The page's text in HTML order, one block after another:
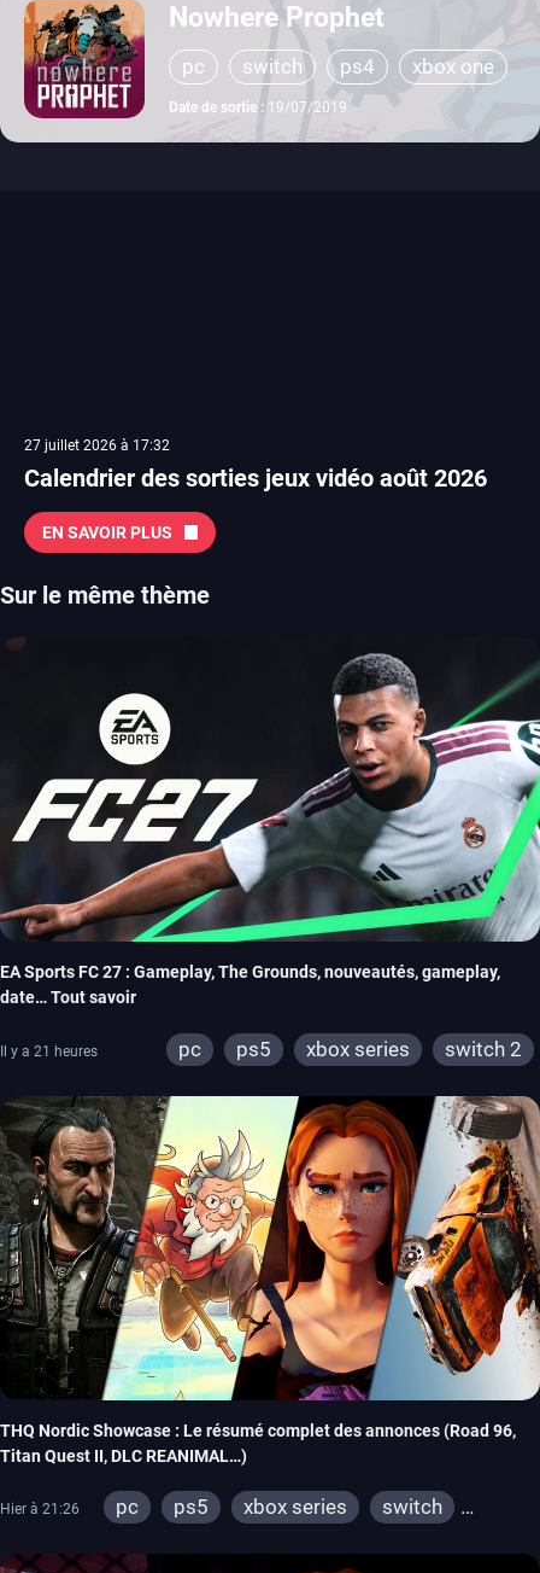
Nowhere Prophet
pc switch ps4 xbox one
Date de sortie : 19/07/2019
27 juillet 2026 à 17:32
Calendrier des sorties jeux vidéo août 2026
EN SAVOIR PLUS
Sur le même thème
EA Sports FC 27 : Gameplay, The Grounds, nouveautés, gameplay,
date… Tout savoir
Il y a 21 heures pc ps5 xbox series switch 2
THQ Nordic Showcase : Le résumé complet des annonces (Road 96,
Titan Quest II, DLC REANIMAL…)
Hier à 21:26 pc ps5 xbox series
switch